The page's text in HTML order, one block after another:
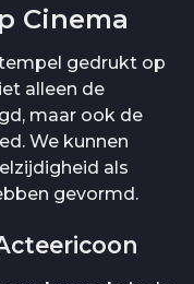
Cinema
gedrukt op
alleen de
maar ook de
We kunnen
als
gevormd.